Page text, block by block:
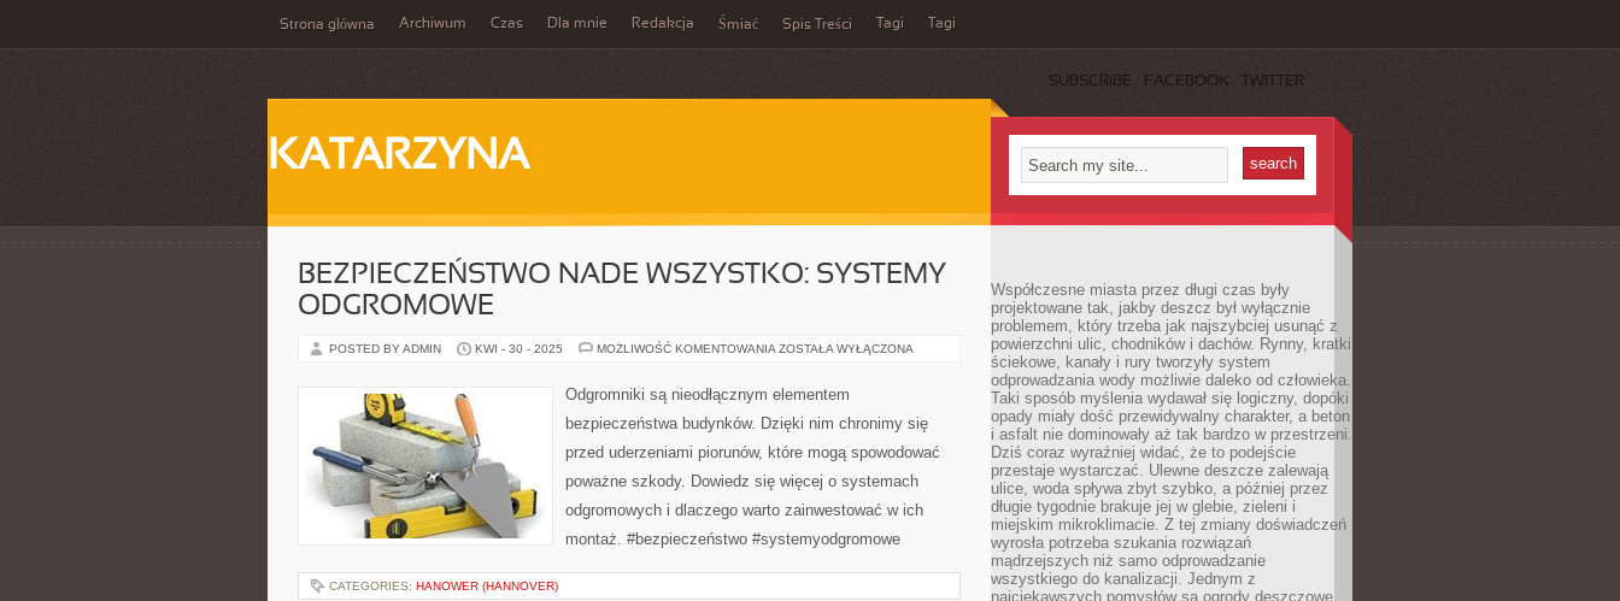
Strona główna Archiwum Czas Dla mnie Redakcja Śmiać Spis Treści Tagi Tagi
SUBSCRIBE FACEBOOK TWITTER
KATARZYNA
BEZPIECZEŃSTWO NADE WSZYSTKO: SYSTEMY
ODGROMOWE
POSTED BY ADMIN KWI - 30 - 2025 MOŻLIWOŚĆ KOMENTOWANIA BEZPIECZEŃSTWO
SYSTEMY
ODGROMOWE
ZOSTAŁA WYŁĄCZONA
Odgromniki są nieodłącznym elementem
bezpieczeństwa budynków. Dzięki nim chronimy się
przed uderzeniami piorunów, które mogą spowodować
poważne szkody. Dowiedz się więcej o systemach
odgromowych i dlaczego warto zainwestować w ich
montaż. #bezpieczeństwo #systemyodgromowe
CATEGORIES: HANOWER (HANNOVER)
Współczesne miasta przez długi czas były
projektowane tak, jakby deszcz był wyłącznie
problemem, który trzeba jak najszybciej usunąć z
powierzchni ulic, chodników i dachów. Rynny, kratki
ściekowe, kanały i rury tworzyły system
odprowadzania wody możliwie daleko od człowieka.
Taki sposób myślenia wydawał się logiczny, dopóki
opady miały dość przewidywalny charakter, a beton
i asfalt nie dominowały aż tak bardzo w przestrzeni.
Dziś coraz wyraźniej widać, że to podejście
przestaje wystarczać. Ulewne deszcze zalewają
ulice, woda spływa zbyt szybko, a później przez
długie tygodnie brakuje jej w glebie, zieleni i
miejskim mikroklimacie. Z tej zmiany doświadczeń
wyrosła potrzeba szukania rozwiązań
mądrzejszych niż samo odprowadzanie
wszystkiego do kanalizacji. Jednym z
najciekawszych pomysłów są ogrody deszczowe.